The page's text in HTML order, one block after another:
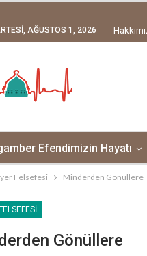
AĞUSTOS 1, 2026
Efendimizin Hayatı
Felsefesi Minderden Gönüllere
Gönüllere